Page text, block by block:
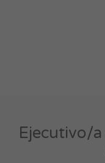
Ejecutivo/